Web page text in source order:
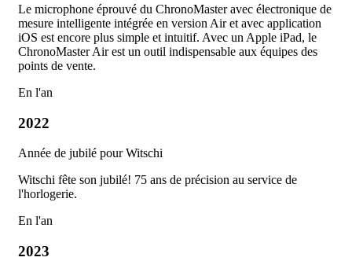
Le microphone éprouvé du ChronoMaster avec électronique de
mesure intelligente intégrée en version Air et avec application
iOS est encore plus simple et intuitif. Avec un Apple iPad, le
ChronoMaster Air est un outil indispensable aux équipes des
points de vente.
En l'an
2022
Année de jubilé pour Witschi
Witschi fête son jubilé! 75 ans de précision au service de
l'horlogerie.
En l'an
2023